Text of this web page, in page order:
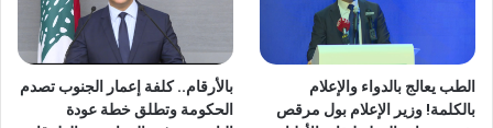
بالأرقام.. كلفة إعمار الجنوب تصدم
الحكومة وتطلق خطة عودة
الطب يعالج بالدواء والإعلام
بالكلمة! وزير الإعلام بول مرقص